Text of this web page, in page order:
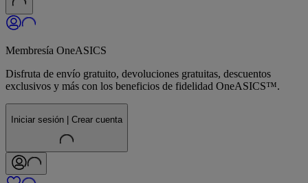
Membresía OneASICS
Disfruta de envío gratuito, devoluciones gratuitas, descuentos
exclusivos y más con los beneficios de fidelidad OneASICS™.
Iniciar sesión | Crear cuenta